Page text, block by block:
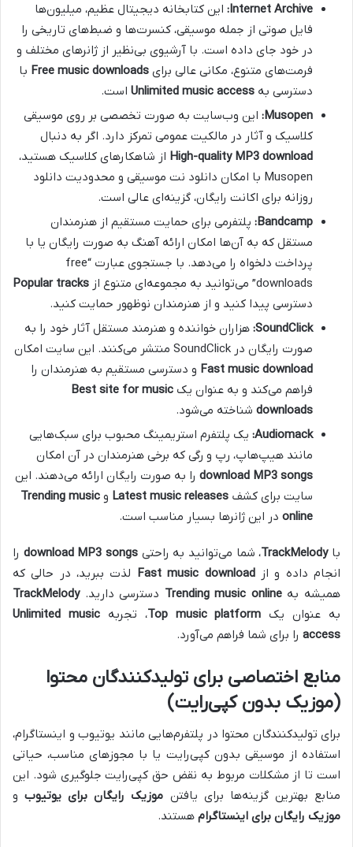
Internet Archive: این کتابخانه دیجیتال عظیم، میلیون‌ها
فایل صوتی از جمله موسیقی، کنسرت‌ها و ضبط‌های تاریخی را
در خود جای داده است. با آرشیوی بی‌نظیر از ژانرهای مختلف و
فرمت‌های متنوع، مکانی عالی برای Free music downloads با
دسترسی به Unlimited music access است.
Musopen: این وب‌سایت به صورت تخصصی بر روی موسیقی
کلاسیک و آثار در مالکیت عمومی تمرکز دارد. اگر به دنبال
High-quality MP3 download از شاهکارهای کلاسیک هستید،
Musopen با امکان دانلود نت موسیقی و محدودیت دانلود
روزانه برای اکانت رایگان، گزینه‌ای عالی است.
Bandcamp: پلتفرمی برای حمایت مستقیم از هنرمندان
مستقل که به آن‌ها امکان ارائه آهنگ به صورت رایگان یا با
پرداخت دلخواه را می‌دهد. با جستجوی عبارت “free
downloads” می‌توانید به مجموعه‌ای متنوع از
Popular tracks
دسترسی پیدا کنید و از هنرمندان نوظهور حمایت کنید.
SoundClick: هزاران خواننده و هنرمند مستقل آثار خود را به
صورت رایگان در SoundClick منتشر می‌کنند. این سایت امکان
Fast music download و دسترسی مستقیم به هنرمندان را
فراهم می‌کند و به عنوان یک Best site for music
downloads شناخته می‌شود.
Audiomack: یک پلتفرم استریمینگ محبوب برای سبک‌هایی
مانند هیپ‌هاپ، رپ و رگی که برخی هنرمندان در آن امکان
download MP3 songs را به صورت رایگان ارائه می‌دهند. این
سایت برای کشف Latest music releases و Trending music
online در این ژانرها بسیار مناسب است.
باTrackMelody، شما می‌توانید به راحتی download MP3 songs را
انجام داده و ازFast music download لذت ببرید، در حالی که
همیشه بهTrending music online دسترسی دارید.TrackMelody
به عنوان یک Top music platform، تجربهUnlimited music
access را برای شما فراهم می‌آورد.
منابع اختصاصی برای تولیدکنندگان محتوا
(موزیک بدون کپی‌رایت)
برای تولیدکنندگان محتوا در پلتفرم‌هایی مانند یوتیوب و اینستاگرام،
استفاده از موسیقی بدون کپی‌رایت یا با مجوزهای مناسب، حیاتی
است تا از مشکلات مربوط به نقض حق کپی‌رایت جلوگیری شود. این
منابع بهترین گزینه‌ها برای یافتن موزیک رایگان برای یوتیوبو
موزیک رایگان برای اینستاگرام هستند.